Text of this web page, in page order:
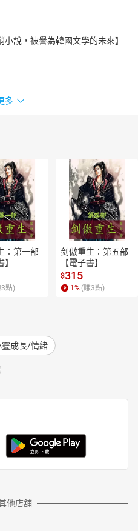
說，被譽為韓國文學的未來】
多
：第一部
】
3點)
剑傲重生：第五部
【電子書】
$315
1 % (賺3點)
靈成長/情緒
他店舖